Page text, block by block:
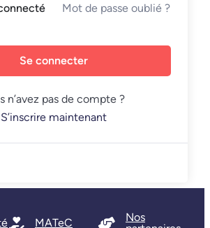
Mot de passe oublié ?
Se connecter
n’avez pas de compte ?
S’inscrire maintenant
MATeC
Nos